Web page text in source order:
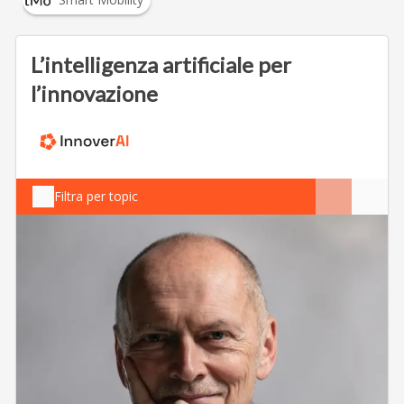
L’intelligenza artificiale per
l’innovazione
Filtra per topic